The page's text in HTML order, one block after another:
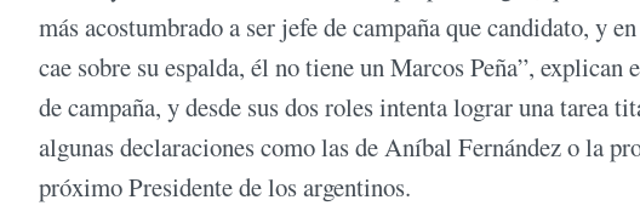
más acostumbrado a ser jefe de campaña que candidato, y
cae sobre su espalda, él no tiene un Marcos Peña”,
de campaña, y desde sus dos roles intenta lograr una tarea
algunas declaraciones como las de Aníbal Fernández o la
próximo Presidente de los argentinos.